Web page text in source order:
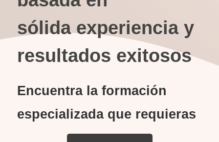
sólida experiencia y
resultados exitosos
Encuentra la formación
especializada que requieras